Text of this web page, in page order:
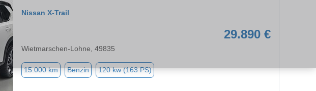
Nissan X-Trail
29.890 €
Wietmarschen-Lohne, 49835
15.000 km Benzin 120 kw (163 PS)